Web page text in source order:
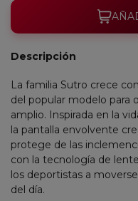
Descripción
La familia Sutro crece
del popular modelo para
amplio. Inspirada en la
la pantalla envolvente
protege de las
con la tecnología de
los deportistas a
del día.